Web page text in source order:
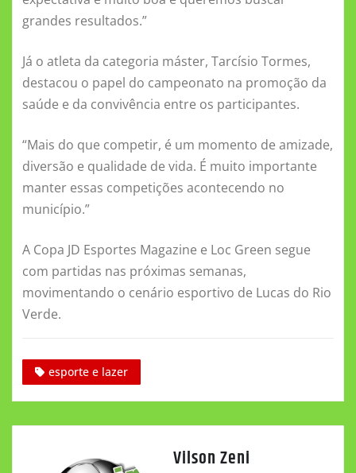
grandes resultados.”
Já o atleta da categoria máster, Tarcísio Tormes,
destacou o papel do campeonato na promoção da
saúde e da convivência entre os participantes.
“Mais do que competir, é um momento de amizade,
diversão e qualidade de vida. É muito importante
manter essas competições acontecendo no
município.”
A Copa JD Esportes Magazine e Loc Green segue
com partidas nas próximas semanas,
movimentando o cenário esportivo de Lucas do Rio
Verde.
esporte e lazer
Vilson Zeni